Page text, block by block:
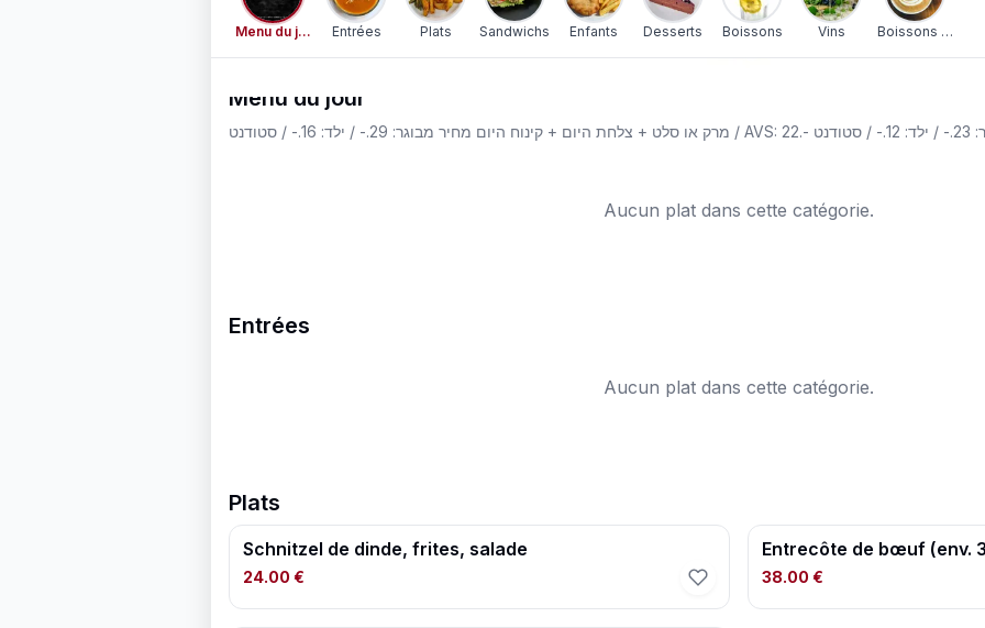
Menu du jour Entrées Plats Sandwichs Enfants Desserts Boissons Vins Boissons
Menu du jour
Aucun plat dans cette catégorie.
Entrées
Aucun plat dans cette catégorie.
Plats
Schnitzel de dinde, frites, salade
24.00 €
Entrecôte de bœuf (env.
38.00 €